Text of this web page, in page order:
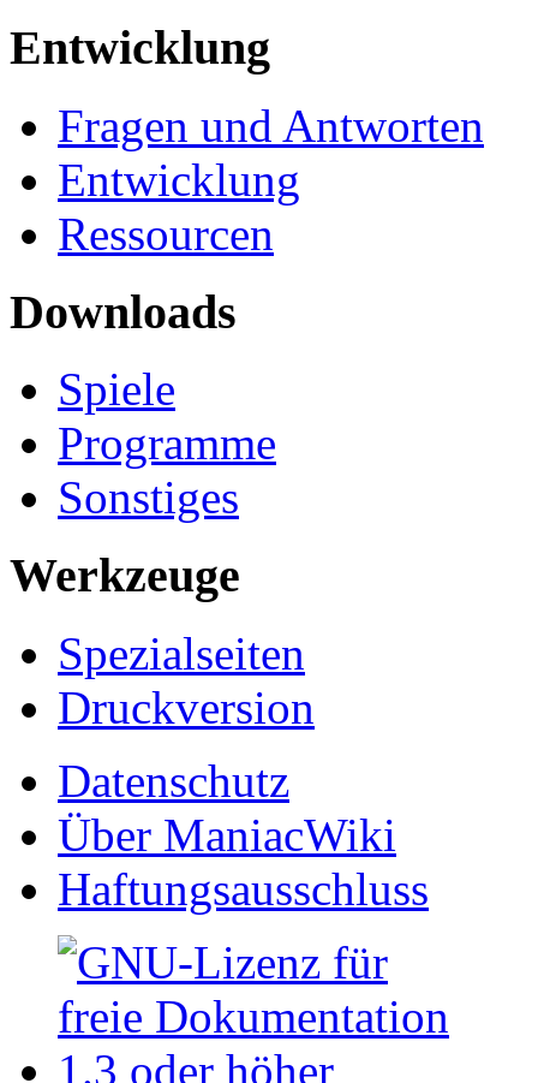
Entwicklung
Fragen und Antworten
Entwicklung
Ressourcen
Downloads
Spiele
Programme
Sonstiges
Werkzeuge
Spezialseiten
Druckversion
Datenschutz
Über ManiacWiki
Haftungsausschluss